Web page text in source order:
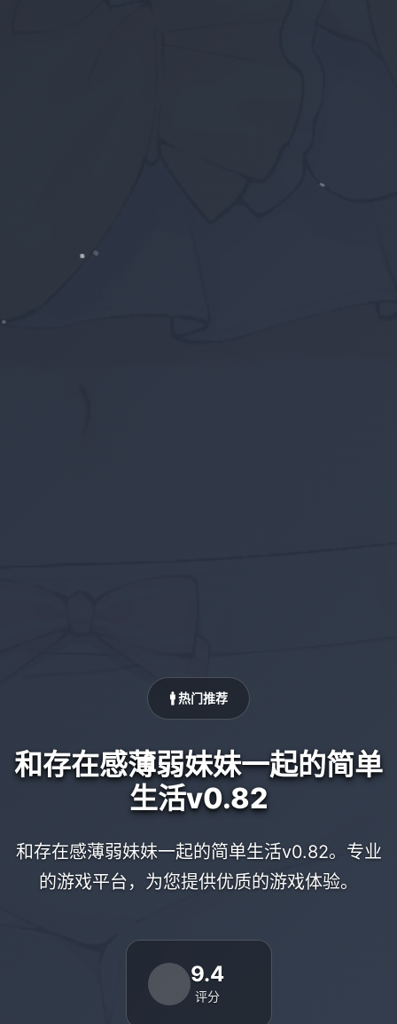
🚹 热门推荐
和存在感薄弱妹妹一起的简单
生活v0.82
和存在感薄弱妹妹一起的简单生活v0.82。专业
的游戏平台，为您提供优质的游戏体验。
9.4
评分